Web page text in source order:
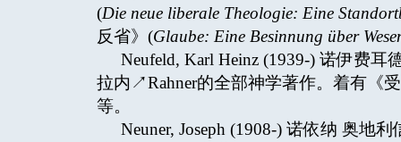
(Die neue liberale Theologie: Eine
反省》(Glaube: Eine Besinnung über
Neufeld, Karl Heinz (1939-) 诺伊费
拉内↗Rahner的全部神学著作。着有《
等。
Neuner, Joseph (1908-) 诺依纳 奥地